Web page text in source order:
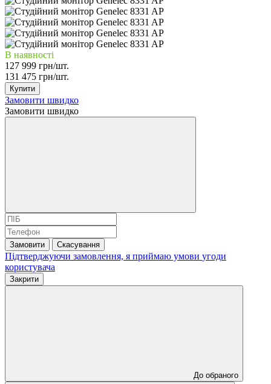
В наявності
127 999 грн/шт.
131 475 грн/шт.
Купити
Замовити швидко
Замовити швидко
Замовити Скасування
Підтверджуючи замовлення, я приймаю умови угоди
користувача
Закрити
До обраного